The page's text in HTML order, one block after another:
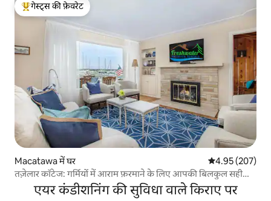
गेस्ट्स का टॉप फ़ेवरेट
गेस्ट्स की फ़ेवरेट
Macatawa में घर औसत रेटिंग 5 में से
4.95 (207)
तज़ेलार कॉटेज: गर्मियों में आराम फ़रमाने के लिए आपकी बिलकुल सही
लिस्टिंगएयर कंडीशनिंग की सुविधा वाले किराए पर